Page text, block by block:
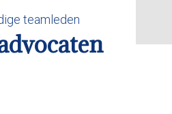
teamleden